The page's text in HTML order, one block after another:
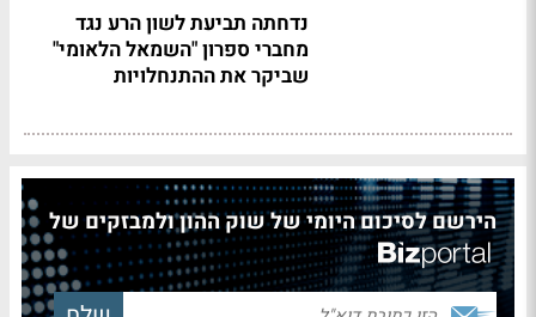
נדחתה תביעת לשון הרע נגד
מחברי ספרון "השמאל הלאומי"
שביקר את ההתנחלויות
הירשם לסיכום היומי של שוק ההון ולמבזקים של